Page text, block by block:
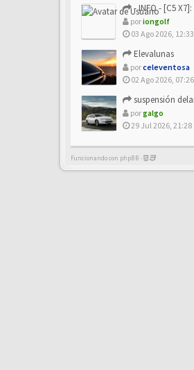
- INFO - [C5 X7]: "Carga
poriongolf
03 Ago 2026, 12:33
Elevalunas
porceleventosa
02 Ago 2026, 07:26
suspensión
porgalgo
29 Jul 2026, 21:28
Funcionando con phpBB -